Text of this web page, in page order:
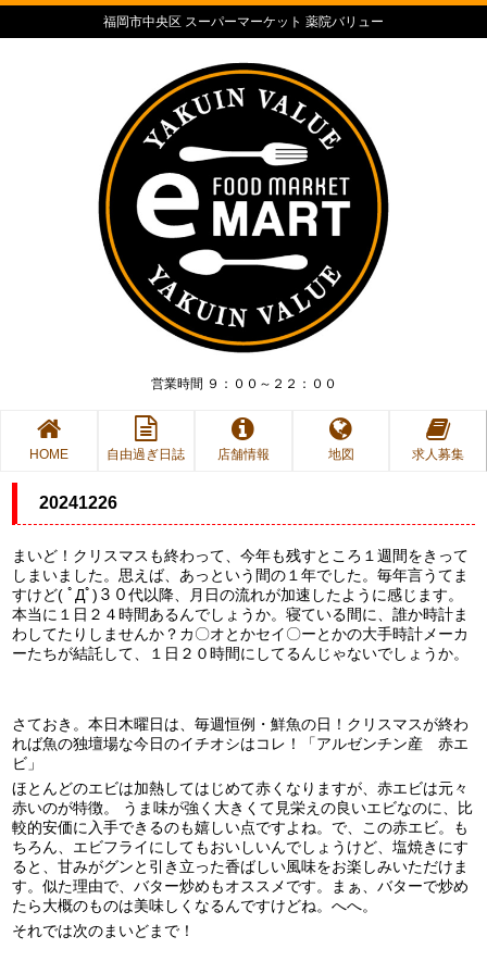
福岡市中央区 スーパーマーケット 薬院バリュー
営業時間 ９：００～２２：００
HOME 自由過ぎ日誌 店舗情報 地図 求人募集
20241226
まいど！クリスマスも終わって、今年も残すところ１週間をきって
しまいました。思えば、あっという間の１年でした。毎年言うてま
すけど( ﾟДﾟ)３０代以降、月日の流れが加速したように感じます。
本当に１日２４時間あるんでしょうか。寝ている間に、誰か時計ま
わしてたりしませんか？カ〇オとかセイ〇ーとかの大手時計メーカ
ーたちが結託して、１日２０時間にしてるんじゃないでしょうか。
さておき。本日木曜日は、毎週恒例・鮮魚の日！クリスマスが終わ
れば魚の独壇場な今日のイチオシはコレ！「アルゼンチン産 赤エ
ビ」
ほとんどのエビは加熱してはじめて赤くなりますが、赤エビは元々
赤いのが特徴。 うま味が強く大きくて見栄えの良いエビなのに、比
較的安価に入手できるのも嬉しい点ですよね。で、この赤エビ。も
ちろん、エビフライにしてもおいしいんでしょうけど、塩焼きにす
ると、甘みがグンと引き立った香ばしい風味をお楽しみいただけま
す。似た理由で、バター炒めもオススメです。まぁ、バターで炒め
たら大概のものは美味しくなるんですけどね。へへ。
それでは次のまいどまで！